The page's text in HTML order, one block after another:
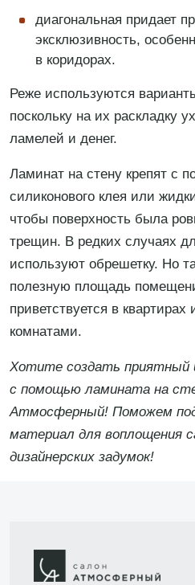
диагональная придает
эксклюзивность,
в коридорах.
Реже используются
поскольку на их раскладку
ламелей и денег.
Ламинат на стену крепят с
силиконового клея или
чтобы поверхность была
трещин. В редких случаях
используют обрешетку. Но
полезную площадь
приветствуется в
комнатами.
Хотите создать приятный
с помощью ламината на
Атмосферный! Поможем
материал для воплощения
дизайнерских задумок!